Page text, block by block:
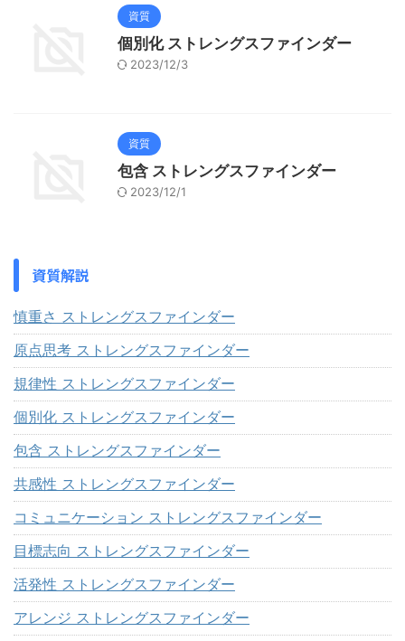
資質
個別化 ストレングスファインダー
2023/12/3
資質
包含 ストレングスファインダー
2023/12/1
資質解説
慎重さ ストレングスファインダー
原点思考 ストレングスファインダー
規律性 ストレングスファインダー
個別化 ストレングスファインダー
包含 ストレングスファインダー
共感性 ストレングスファインダー
コミュニケーション ストレングスファインダー
目標志向 ストレングスファインダー
活発性 ストレングスファインダー
アレンジ ストレングスファインダー